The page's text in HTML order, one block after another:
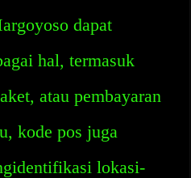
dapat
hal, termasuk
atau pembayaran
kode pos juga
lokasi-